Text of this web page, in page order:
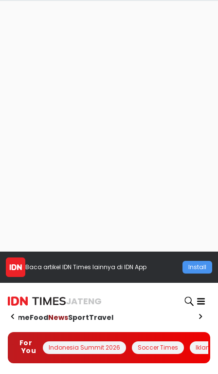
Baca artikel IDN Times lainnya di IDN App Install
JATENG
HomeFoodNewsSportTravel
For
You
Indonesia Summit 2026 Soccer Times Iklanin